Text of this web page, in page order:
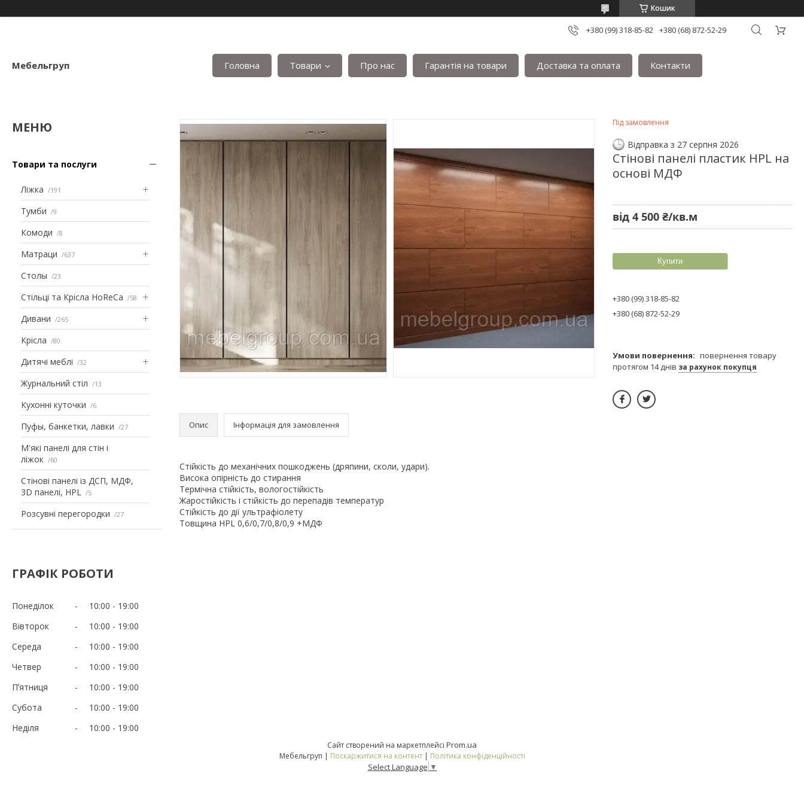
Кошик
+380 (99) 318-85-82 +380 (68) 872-52-29
Мебельгруп Головна Товари Про нас Гарантія на товари Доставка та оплата Контакти
Товари та послуги
Ліжка 191
Тумби 9
Комоди 8
Матраци 637
Столы 23
Стільці та Крісла HoReCa 58
Дивани 265
Крісла 80
Дитячі меблі 32
Журнальний стіл 13
Кухонні куточки 6
Пуфы, банкетки, лавки 27
М'які панелі для стін і
ліжок
60
Стінові панелі із ДСП, МДФ,
3D панелі, HPL
5
Розсувні перегородки 27
ГРАФІК РОБОТИ
Понеділок 10:00
19:00
Вівторок
10:00
19:00
Середа
10:00
19:00
Четвер
10:00
19:00
Пʼятниця
10:00
19:00
Субота
10:00
19:00
Неділя
10:00 19:00
Опис Інформація для замовлення
Стійкість до механічних пошкоджень (дряпини, сколи, удари).
Висока опірність до стирання
Термічна стійкість, вологостійкість
Жаростійкість і стійкість до перепадів температур
Стійкість до дії ультрафіолету
Товщина HPL 0,6/0,7/0,8/0,9 +МДФ
Під замовлення
Відправка з 27 серпня 2026
Стінові панелі пластик HPL на
основі МДФ
від 4 500 ₴/кв.м
Купити
+380 (99) 318-85-82
+380 (68) 872-52-29
повернення товару
протягом 14 днів за рахунок покупця
Сайт створений на маркетплейсі Prom.ua
Мебельгруп | Поскаржитися на контент | Політика конфіденційності
Select Language ▼